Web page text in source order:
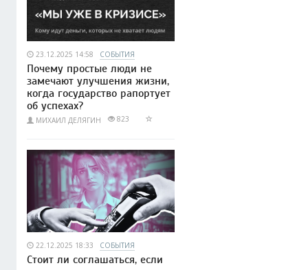
23.12.2025 14:58 СОБЫТИЯ
Почему простые люди не
замечают улучшения жизни,
когда государство рапортует
об успехах?
МИХАИЛ ДЕЛЯГИН 823
22.12.2025 18:33 СОБЫТИЯ
Стоит ли соглашаться, если